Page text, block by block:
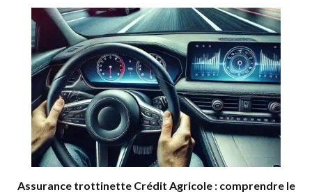
Assurance trottinette Crédit Agricole : comprendre le